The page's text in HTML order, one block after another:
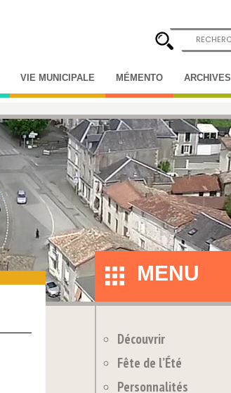
VIE MUNICIPALE MÉMENTO ARCHIVES
MENU
Découvrir
Fête de l’Été
Personnalités